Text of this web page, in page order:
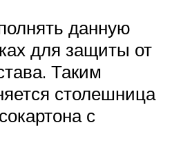
данную
для защиты от
Таким
столешница
с